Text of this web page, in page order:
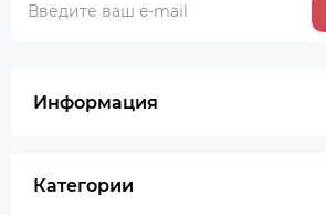
Информация
Категории